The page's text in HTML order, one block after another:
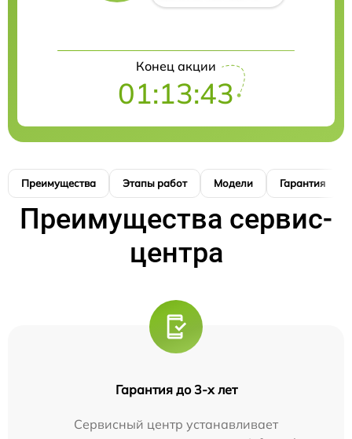
Конец акции
01:13:42
Преимущества Этапы работ Модели Гарантия
Преимущества сервис-
центра
Гарантия до 3-х лет
Сервисный центр устанавливает